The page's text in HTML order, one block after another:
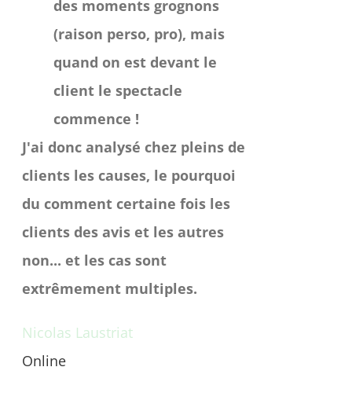
des moments grognons
(raison perso, pro), mais
quand on est devant le
client le spectacle
commence !
J'ai donc analysé chez pleins de
clients les causes, le pourquoi
du comment certaine fois les
clients des avis et les autres
non... et les cas sont
extrêmement multiples.
Nicolas Laustriat
Online